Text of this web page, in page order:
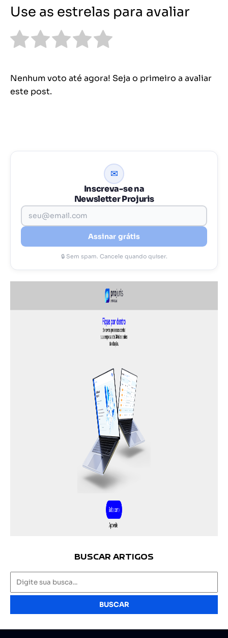
Use as estrelas para avaliar
Nenhum voto até agora! Seja o primeiro a avaliar
este post.
✉
Inscreva-se na
Newsletter Projuris
Assinar grátis
🔒 Sem spam. Cancele quando quiser.
BUSCAR ARTIGOS
BUSCAR